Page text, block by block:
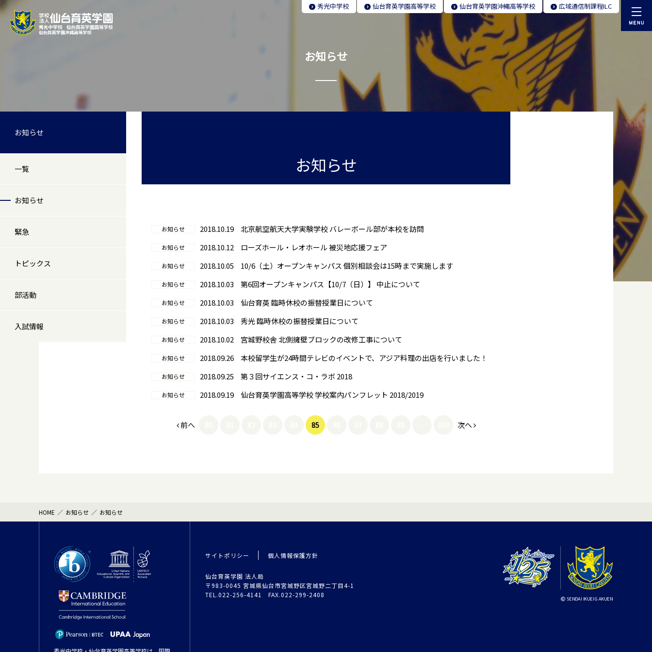
秀光中学校 仙台育英学園高等学校 仙台育英学園沖縄高等学校 広域通信制課程ILC
お知らせ
お知らせ
お知らせ 2018.10.19 北京航空航天大学実験学校 バレーボール部が本校を訪問
お知らせ 2018.10.12 ローズホール・レオホール 被災地応援フェア
お知らせ 2018.10.05 10/6（土）オープンキャンパス 個別相談会は15時まで実施します
お知らせ 2018.10.03 第6回オープンキャンパス【10/7（日）】 中止について
お知らせ 2018.10.03 仙台育英 臨時休校の振替授業日について
お知らせ 2018.10.03 秀光 臨時休校の振替授業日について
お知らせ 2018.10.02 宮城野校舎 北側擁壁ブロックの改修工事について
お知らせ 2018.09.26 本校留学生が24時間テレビのイベントで、アジア料理の出店を行いました！
お知らせ 2018.09.25 第３回サイエンス・コ・ラボ 2018
お知らせ 2018.09.19 仙台育英学園高等学校 学校案内パンフレット 2018/2019
前へ 85 次へ
お知らせ
一覧
お知らせ
緊急
トピックス
部活動
入試情報
HOME お知らせ お知らせ
サイトポリシー 個人情報保護方針
仙台育英学園 法人局
〒983-0045 宮城県仙台市宮城野区宮城野二丁目4-1
TEL.022-256-4141 FAX.022-299-2408
SENDAI IKUEI GAKUEN